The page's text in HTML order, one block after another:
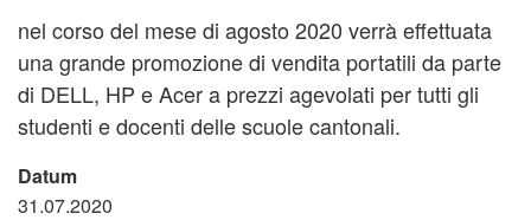
nel corso del mese di agosto 2020 verrà effettuata
una grande promozione di vendita portatili da parte
di DELL, HP e Acer a prezzi agevolati per tutti gli
studenti e docenti delle scuole cantonali.
Datum
31.07.2020